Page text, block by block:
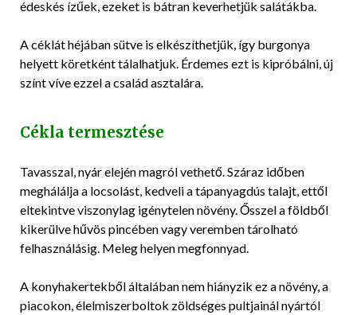
édeskés ízűek, ezeket is bátran keverhetjük salátákba.
A céklát héjában sütve is elkészíthetjük, így burgonya
helyett köretként tálalhatjuk. Érdemes ezt is kipróbálni, új
színt víve ezzel a család asztalára.
Cékla termesztése
Tavasszal, nyár elején magról vethető. Száraz időben
meghálálja a locsolást, kedveli a tápanyagdús talajt, ettől
eltekintve viszonylag igénytelen növény. Ősszel a földből
kikerülve hűvös pincében vagy veremben tárolható
felhasználásig. Meleg helyen megfonnyad.
A konyhakertekből általában nem hiányzik ez a növény, a
piacokon, élelmiszerboltok zöldséges pultjainál nyártól